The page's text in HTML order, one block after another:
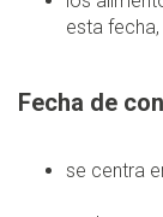
esta
​Fecha de
se centra